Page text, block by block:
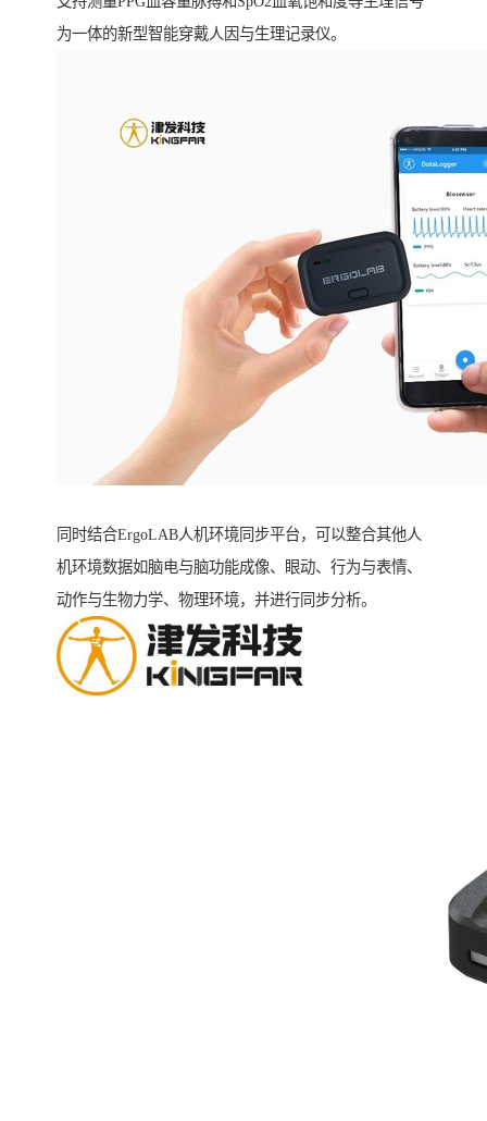
为一体的新型智能穿戴人因与生理记录仪。
同时结合ErgoLAB人机环境同步平台，可以整合其他人
机环境数据如脑电与脑功能成像、眼动、行为与表情、
动作与生物力学、物理环境，并进行同步分析。